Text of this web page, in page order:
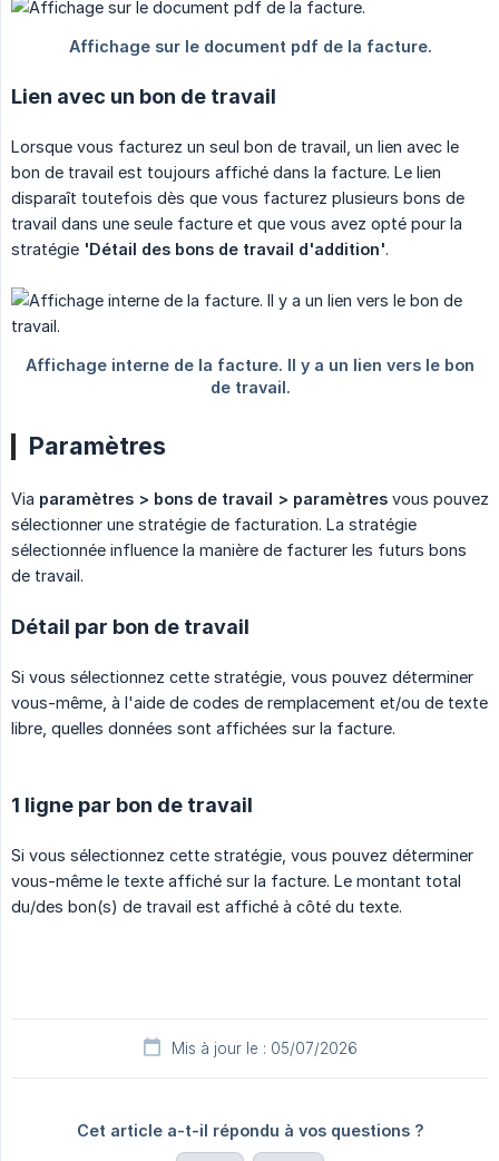
Lien avec un bon de travail
Lorsque vous facturez un seul bon de travail, un lien avec le
bon de travail est toujours affiché dans la facture. Le lien
disparaît toutefois dès que vous facturez plusieurs bons de
travail dans une seule facture et que vous avez opté pour la
stratégie 'Détail des bons de travail d'addition'.
Paramètres
Via paramètres > bons de travail > paramètres vous pouvez
sélectionner une stratégie de facturation. La stratégie
sélectionnée influence la manière de facturer les futurs bons
de travail.
Détail par bon de travail
Si vous sélectionnez cette stratégie, vous pouvez déterminer
vous-même, à l'aide de codes de remplacement et/ou de texte
libre, quelles données sont affichées sur la facture.
1 ligne par bon de travail
Si vous sélectionnez cette stratégie, vous pouvez déterminer
vous-même le texte affiché sur la facture. Le montant total
du/des bon(s) de travail est affiché à côté du texte.
Mis à jour le : 05/07/2026
Cet article a-t-il répondu à vos questions ?